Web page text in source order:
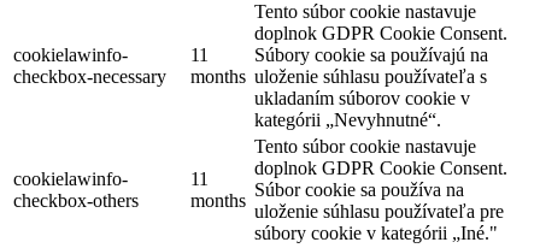
cookielawinfo-
checkbox-necessary
11
months
Tento súbor cookie nastavuje
doplnok GDPR Cookie Consent.
Súbory cookie sa používajú na
uloženie súhlasu používateľa s
ukladaním súborov cookie v
kategórii „Nevyhnutné“.
cookielawinfo-
checkbox-others
11
months
Tento súbor cookie nastavuje
doplnok GDPR Cookie Consent.
Súbor cookie sa používa na
uloženie súhlasu používateľa pre
súbory cookie v kategórii „Iné."